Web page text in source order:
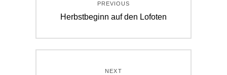
PREVIOUS
Previous
Herbstbeginn auf den Lofoten
NEXT